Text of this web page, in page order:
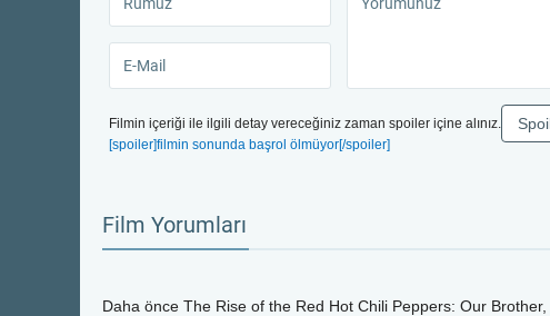
Filmin içeriği ile ilgili detay vereceğiniz zaman spoiler içine alınız.
[spoiler]filmin sonunda başrol ölmüyor[/spoiler]
Film Yorumları
Daha önce The Rise of the Red Hot Chili Peppers: Our Brother,